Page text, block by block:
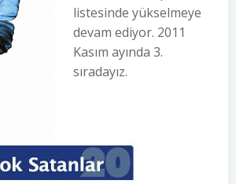
listesinde yükselmeye
devam ediyor. 2011
Kasım ayında 3.
sıradayız.